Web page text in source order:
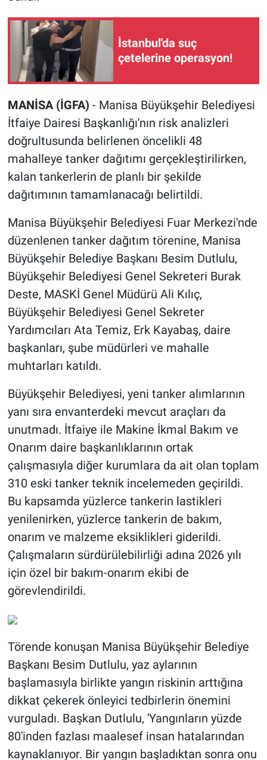
İstanbul'da suç
çetelerine operasyon!
MANİSA (İGFA) - Manisa Büyükşehir Belediyesi
İtfaiye Dairesi Başkanlığı'nın risk analizleri
doğrultusunda belirlenen öncelikli 48
mahalleye tanker dağıtımı gerçekleştirilirken,
kalan tankerlerin de planlı bir şekilde
dağıtımının tamamlanacağı belirtildi.
Manisa Büyükşehir Belediyesi Fuar Merkezi'nde
düzenlenen tanker dağıtım törenine, Manisa
Büyükşehir Belediye Başkanı Besim Dutlulu,
Büyükşehir Belediyesi Genel Sekreteri Burak
Deste, MASKİ Genel Müdürü Ali Kılıç,
Büyükşehir Belediyesi Genel Sekreter
Yardımcıları Ata Temiz, Erk Kayabaş, daire
başkanları, şube müdürleri ve mahalle
muhtarları katıldı.
Büyükşehir Belediyesi, yeni tanker alımlarının
yanı sıra envanterdeki mevcut araçları da
unutmadı. İtfaiye ile Makine İkmal Bakım ve
Onarım daire başkanlıklarının ortak
çalışmasıyla diğer kurumlara da ait olan toplam
310 eski tanker teknik incelemeden geçirildi.
Bu kapsamda yüzlerce tankerin lastikleri
yenilenirken, yüzlerce tankerin de bakım,
onarım ve malzeme eksiklikleri giderildi.
Çalışmaların sürdürülebilirliği adına 2026 yılı
için özel bir bakım-onarım ekibi de
görevlendirildi.
Törende konuşan Manisa Büyükşehir Belediye
Başkanı Besim Dutlulu, yaz aylarının
başlamasıyla birlikte yangın riskinin arttığına
dikkat çekerek önleyici tedbirlerin önemini
vurguladı. Başkan Dutlulu, 'Yangınların yüzde
80'inden fazlası maalesef insan hatalarından
kaynaklanıyor. Bir yangın başladıktan sonra onu